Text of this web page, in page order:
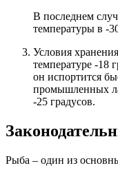
В последнем
температуры в -
Условия
температуре -18
он испортится
промышленных
-25 градусов.
Рыба – один из